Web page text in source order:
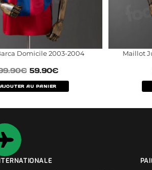
Domicile 2003-2004
€ 59.90€
AJOUTER AU PANIER
Maillot